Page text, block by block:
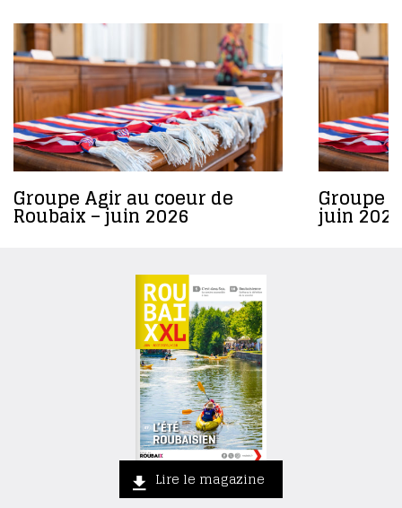
Groupe Agir au coeur de
Roubaix – juin 2026
Groupe
juin 2026
Lire le magazine